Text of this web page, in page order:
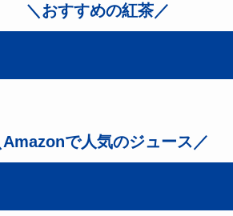
＼おすすめの紅茶／
Amazonで人気のジュース／